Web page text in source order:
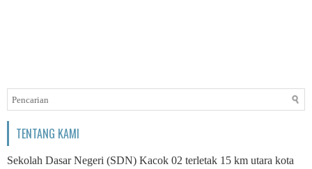
TENTANG KAMI
Sekolah Dasar Negeri (SDN) Kacok 02 terletak 15 km utara kota